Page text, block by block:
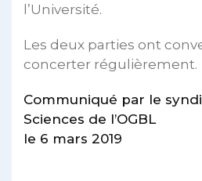
l’Université.
Les deux parties ont
concerter régulièrement.
Communiqué par le
Sciences de l’OGBL
le 6 mars 2019